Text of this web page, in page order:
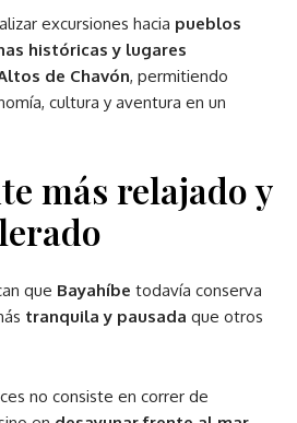
excursiones hacia pueblos
históricas y lugares
de Chavón, permitiendo
cultura y aventura en un
más relajado y
que Bayahíbe todavía conserva
tranquila y pausada que otros
no consiste en correr de